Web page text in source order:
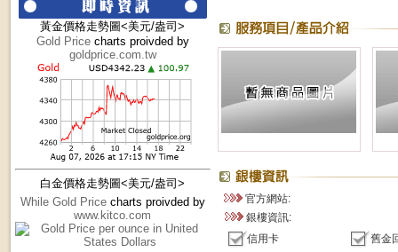
黃金價格走勢圖<美元/盎司>
Gold Pricecharts proivded by
goldprice.com.tw
白金價格走勢圖<美元/盎司>
While Gold Pricecharts proivded by
www.kitco.com
官方網站:
銀樓資訊:
信用卡
舊金